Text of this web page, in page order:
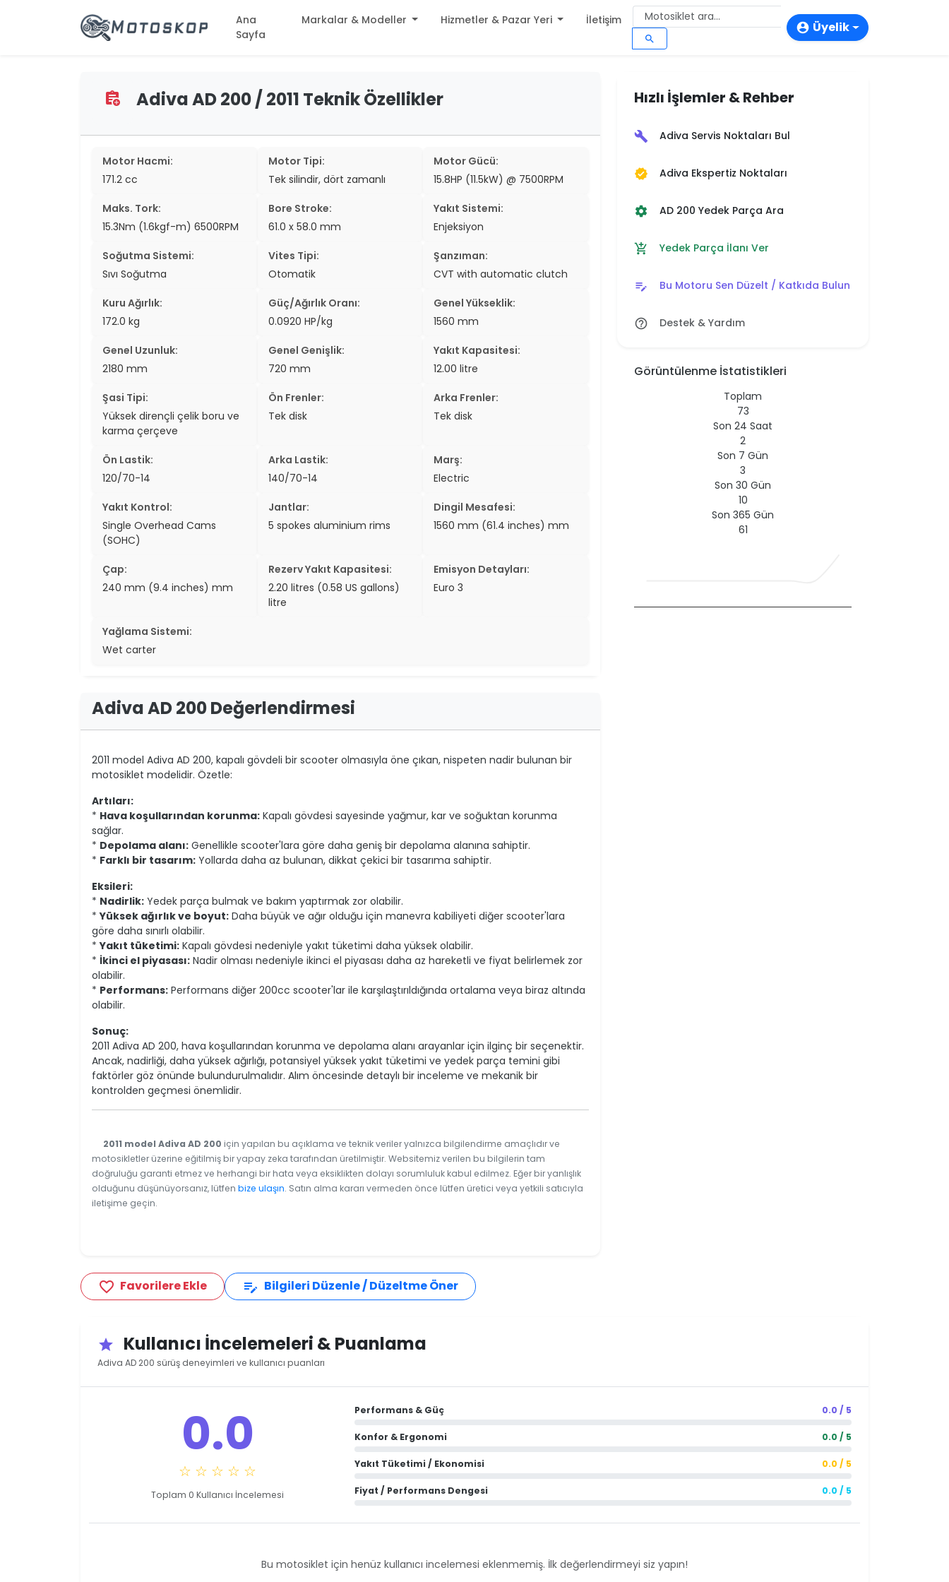
Ana
Sayfa
Markalar & Modeller
two_wheeler
two_wheeler
two_wheeler
two_wheeler
two_wheeler
grid_view
search
Hizmetler & Pazar Yeri İletişim
search
account_circle Üyelik
assignment_add Adiva AD 200 / 2011 Teknik Özellikler
Motor Hacmi:
171.2 cc
Motor Tipi:
Tek silindir, dört zamanlı
Motor Gücü:
15.8HP (11.5kW) @ 7500RPM
Maks. Tork:
15.3Nm (1.6kgf-m) 6500RPM
Bore Stroke:
61.0 x 58.0 mm
Yakıt Sistemi:
Enjeksiyon
Soğutma Sistemi:
Sıvı Soğutma
Vites Tipi:
Otomatik
Şanzıman:
CVT with automatic clutch
Kuru Ağırlık:
172.0 kg
Güç/Ağırlık Oranı:
0.0920 HP/kg
Genel Yükseklik:
1560 mm
Genel Uzunluk:
2180 mm
Genel Genişlik:
720 mm
Yakıt Kapasitesi:
12.00 litre
Şasi Tipi:
Yüksek dirençli çelik boru ve
karma çerçeve
Ön Frenler:
Tek disk
Arka Frenler:
Tek disk
Ön Lastik:
120/70-14
Arka Lastik:
140/70-14
Marş:
Electric
Yakıt Kontrol:
Single Overhead Cams
(SOHC)
Jantlar:
5 spokes aluminium rims
Dingil Mesafesi:
1560 mm (61.4 inches) mm
Çap:
240 mm (9.4 inches) mm
Rezerv Yakıt Kapasitesi:
2.20 litres (0.58 US gallons)
litre
Emisyon Detayları:
Euro 3
Yağlama Sistemi:
Wet carter
Adiva AD 200 Değerlendirmesi
2011 model Adiva AD 200, kapalı gövdeli bir scooter olmasıyla öne çıkan, nispeten nadir bulunan bir
motosiklet modelidir. Özetle:
Artıları:
* Hava koşullarından korunma: Kapalı gövdesi sayesinde yağmur, kar ve soğuktan korunma
sağlar.
* Depolama alanı: Genellikle scooter'lara göre daha geniş bir depolama alanına sahiptir.
* Farklı bir tasarım: Yollarda daha az bulunan, dikkat çekici bir tasarıma sahiptir.
Eksileri:
* Nadirlik: Yedek parça bulmak ve bakım yaptırmak zor olabilir.
*Yüksek ağırlık ve boyut: Daha büyük ve ağır olduğu için manevra kabiliyeti diğer scooter'lara
göre daha sınırlı olabilir.
*Yakıt tüketimi: Kapalı gövdesi nedeniyle yakıt tüketimi daha yüksek olabilir.
* İkinci el piyasası: Nadir olması nedeniyle ikinci el piyasası daha az hareketli ve fiyat belirlemek zor
olabilir.
* Performans: Performans diğer 200cc scooter'lar ile karşılaştırıldığında ortalama veya biraz altında
olabilir.
Sonuç:
2011 Adiva AD 200, hava koşullarından korunma ve depolama alanı arayanlar için ilginç bir seçenektir.
Ancak, nadirliği, daha yüksek ağırlığı, potansiyel yüksek yakıt tüketimi ve yedek parça temini gibi
faktörler göz önünde bulundurulmalıdır. Alım öncesinde detaylı bir inceleme ve mekanik bir
kontrolden geçmesi önemlidir.
2011 model Adiva AD 200 için yapılan bu açıklama ve teknik veriler yalnızca bilgilendirme amaçlıdır ve
motosikletler üzerine eğitilmiş bir yapay zeka tarafından üretilmiştir. Websitemiz verilen bu bilgilerin tam
doğruluğu garanti etmez ve herhangi bir hata veya eksiklikten dolayı sorumluluk kabul edilmez. Eğer bir yanlışlık
olduğunu düşünüyorsanız, lütfen bize ulaşın. Satın alma kararı vermeden önce lütfen üretici veya yetkili satıcıyla
iletişime geçin.
Hızlı İşlemler & Rehber
build Adiva Servis Noktaları Bul
verified Adiva Ekspertiz Noktaları
settings AD 200 Yedek Parça Ara
add_shopping_cart Yedek Parça İlanı Ver
edit_note Bu Motoru Sen Düzelt / Katkıda Bulun
help_outline Destek & Yardım
Görüntülenme İstatistikleri
Toplam
73
Son 24 Saat
2
Son 7 Gün
3
Son 30 Gün
10
Son 365 Gün
61
favorite_border Favorilere Ekle edit_note Bilgileri Düzenle / Düzeltme Öner
star Kullanıcı İncelemeleri & Puanlama
Adiva AD 200 sürüş deneyimleri ve kullanıcı puanları
0.0
☆ ☆ ☆ ☆ ☆
Toplam 0 Kullanıcı İncelemesi
Performans & Güç 0.0 / 5
Konfor & Ergonomi 0.0 / 5
Yakıt Tüketimi / Ekonomisi 0.0 / 5
Fiyat / Performans Dengesi 0.0 / 5
Bu motosiklet için henüz kullanıcı incelemesi eklenmemiş. İlk değerlendirmeyi siz yapın!